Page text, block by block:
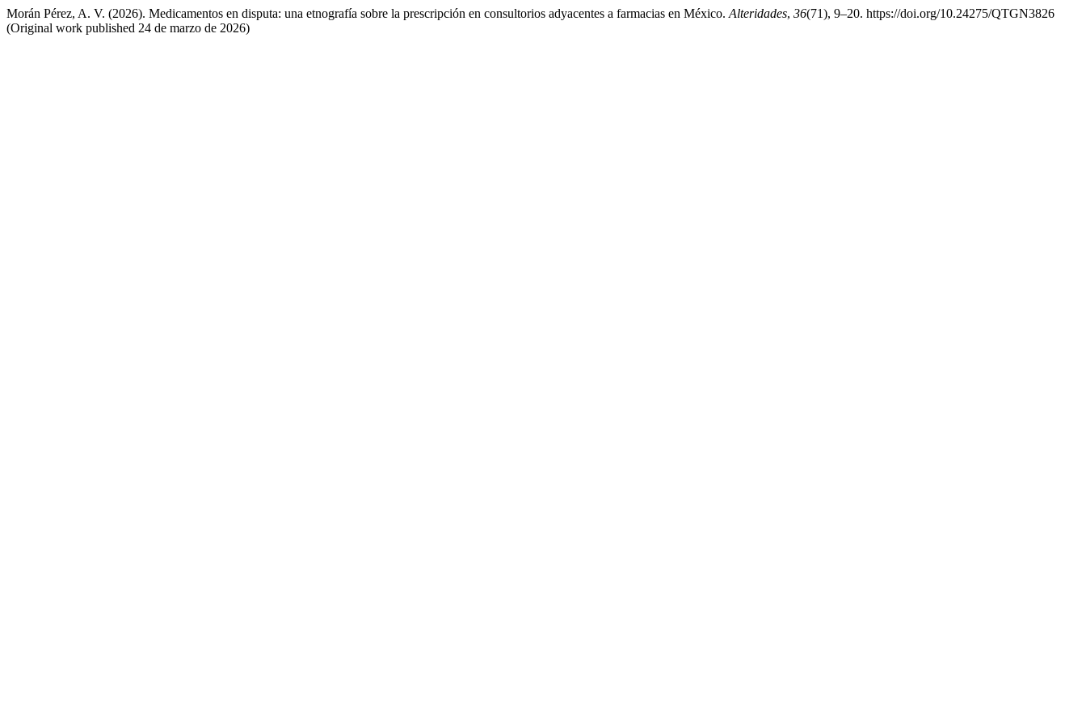
Morán Pérez, A. V. (2026). Medicamentos en disputa: una etnografía sobre la prescripción en consultorios adyacentes a farmacias en México. Alteridades, 36(71), 9–20. https://doi.org/10.24275/QTGN3826
(Original work published 24 de marzo de 2026)